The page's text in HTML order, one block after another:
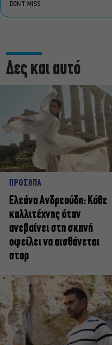
DON'T MISS
Δες και αυτό
ΠΡΟΣΩΠΑ
Ελεάνα Ανδρεούδη: Κάθε
καλλιτέχνης όταν
ανεβαίνει στη σκηνή
οφείλει να αισθάνεται
σταρ